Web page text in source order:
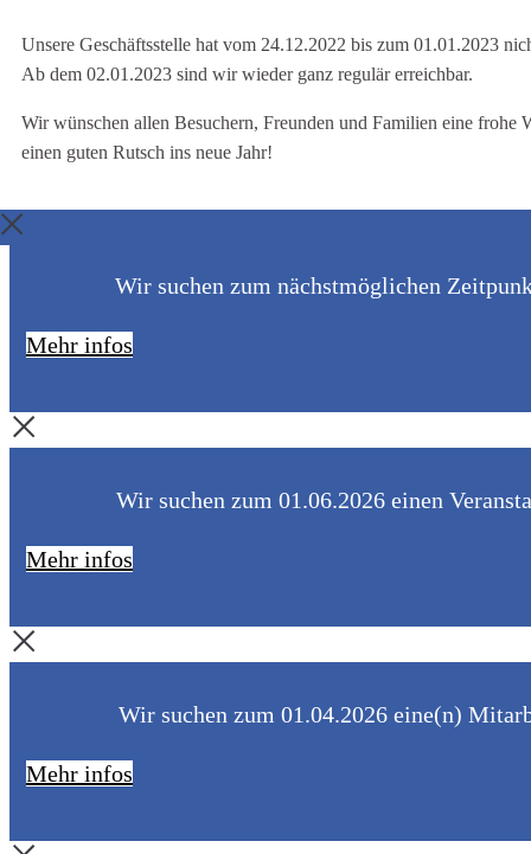
Unsere Geschäftsstelle hat vom 24.12.2022 bis zum 01.01.2023
Ab dem 02.01.2023 sind wir wieder ganz regulär erreichbar.
Wir wünschen allen Besuchern, Freunden und Familien eine frohe
einen guten Rutsch ins neue Jahr!
Wir suchen zum nächstmöglichen
Mehr infos
Wir suchen zum 01.06.2026 einen
Mehr infos
Wir suchen zum 01.04.2026 eine(n)
Mehr infos